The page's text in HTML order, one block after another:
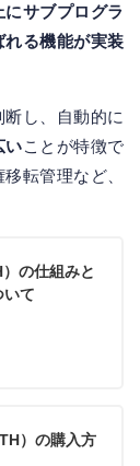
サブプログラ
る機能が実装
し、自動的に
いことが特徴で
転管理など、
の仕組みと
いて
）の購入方